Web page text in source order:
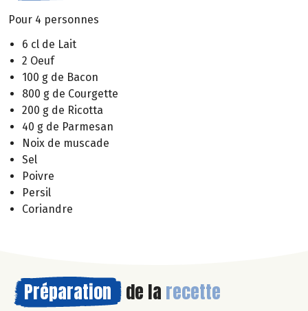
Pour 4 personnes
6 cl de Lait
2 Oeuf
100 g de Bacon
800 g de Courgette
200 g de Ricotta
40 g de Parmesan
Noix de muscade
Sel
Poivre
Persil
Coriandre
Préparation de la recette